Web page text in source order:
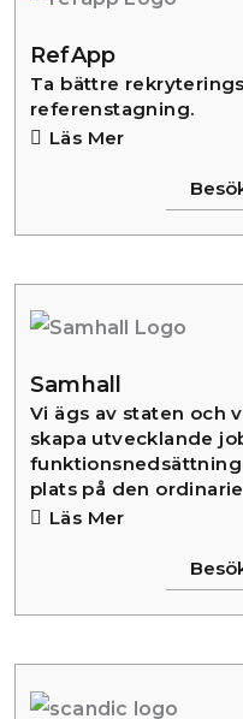
RefApp
Ta bättre
referenstagning.
Läs Mer
Samhall
Vi ägs av staten och
skapa utvecklande
plats på den
Läs Mer